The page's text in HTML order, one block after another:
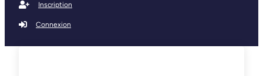
Inscription
Connexion